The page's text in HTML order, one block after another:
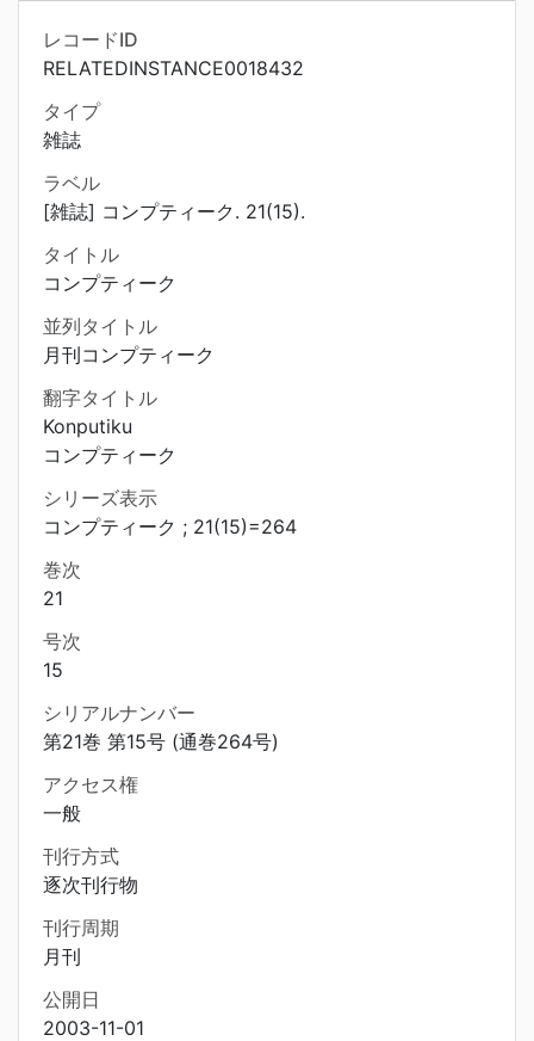
レコードID
RELATEDINSTANCE0018432
タイプ
雑誌
ラベル
[雑誌] コンプティーク. 21(15).
タイトル
コンプティーク
並列タイトル
月刊コンプティーク
翻字タイトル
Konputiku
コンプティーク
シリーズ表示
コンプティーク ; 21(15)=264
巻次
21
号次
15
シリアルナンバー
第21巻 第15号 (通巻264号)
アクセス権
一般
刊行方式
逐次刊行物
刊行周期
月刊
公開日
2003-11-01